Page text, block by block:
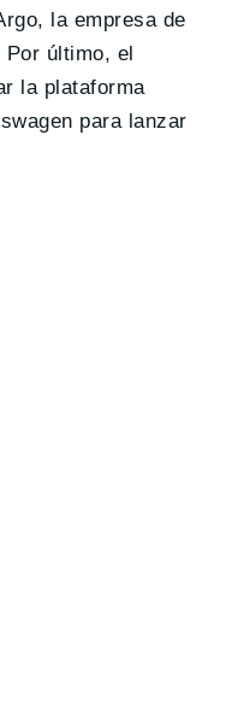
la empresa de
último, el
la plataforma
para lanzar